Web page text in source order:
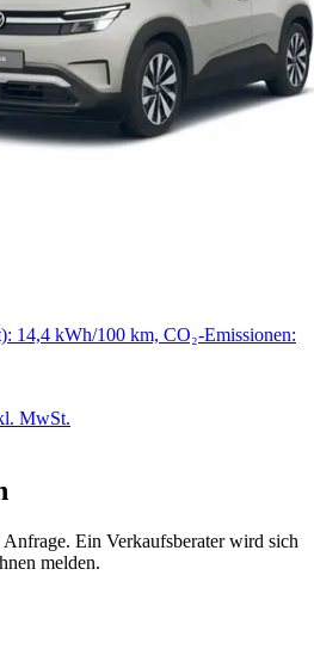
14,4 kWh/100 km, CO₂-Emissionen:
MwSt.
Anfrage. Ein Verkaufsberater wird sich
melden.